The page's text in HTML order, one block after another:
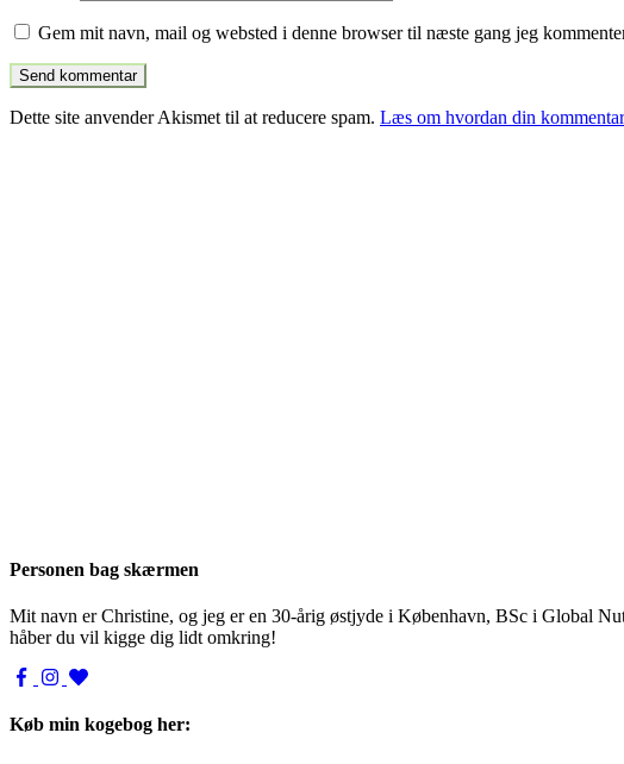
Gem mit navn, mail og websted i denne browser til næste gang jeg
Dette site anvender Akismet til at reducere spam. Læs om hvordan din
Personen bag skærmen
Mit navn er Christine, og jeg er en 30-årig østjyde i København, BSc i Global
håber du vil kigge dig lidt omkring!
Køb min kogebog her: